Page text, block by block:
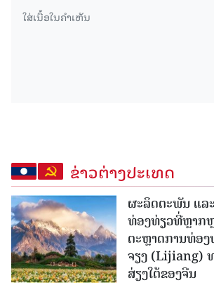
ຂ່າວຕ່າງປະເທດ
ຜະລິດຕະພັນ ແລ
ທ່ອງທ່ຽວທີ່ຫຼາກ
ຕະຫຼາດການທ່ອ
ຈຽງ (Lijiang)
ສ່ຽງໃຕ້ຂອງຈີນ